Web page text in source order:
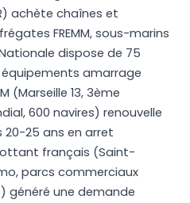
achète chaînes et
FREMM, sous-marins
dispose de 75
amarrage
(Marseille 13, 3ème
600 navires) renouvelle
25 ans en arret
français (Saint-
parcs commerciaux
généré une demande